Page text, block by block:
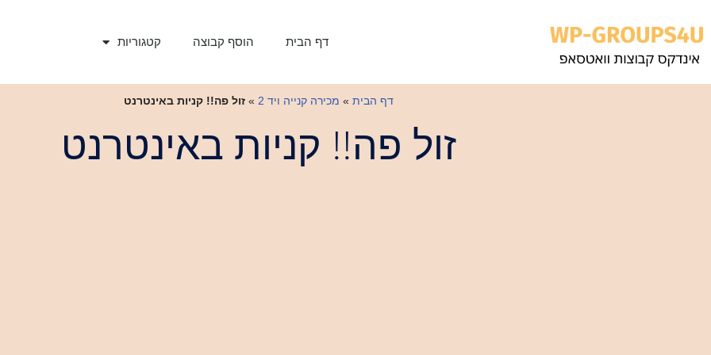
Skip
to
content
דף הבית הוסף קבוצה קטגוריות
דף הבית » מכירה קנייה ויד 2 » זול פה!! קניות באינטרנט
זול פה!! קניות באינטרנט